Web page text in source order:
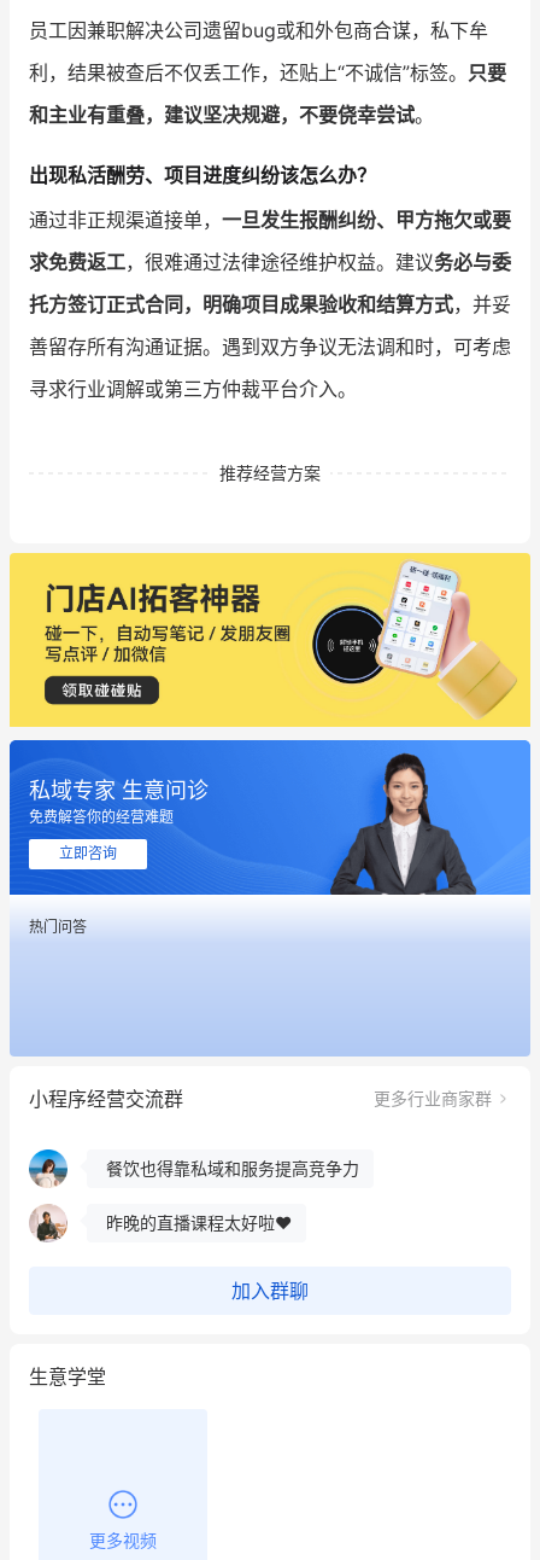
员工因兼职解决公司遗留bug或和外包商合谋，私下牟
利，结果被查后不仅丢工作，还贴上“不诚信”标签。 只要
和主业有重叠，建议坚决规避，不要侥幸尝试。
出现私活酬劳、项目进度纠纷该怎么办？
通过非正规渠道接单， 一旦发生报酬纠纷、甲方拖欠或要
求免费返工，很难通过法律途径维护权益。建议务必与委
托方签订正式合同，明确项目成果验收和结算方式，并妥
善留存所有沟通证据。遇到双方争议无法调和时，可考虑
寻求行业调解或第三方仲裁平台介入。
推荐经营方案
私域专家 生意问诊
免费解答你的经营难题
立即咨询
热门问答
小程序经营交流群 更多行业商家群
用有赞就能在微信、小红书同时经营了
餐饮也得靠私域和服务提高竞争力
昨晚的直播课程太好啦❤️
冰墩墩货源充足需要的联系我
加入群聊
生意学堂
更多视频